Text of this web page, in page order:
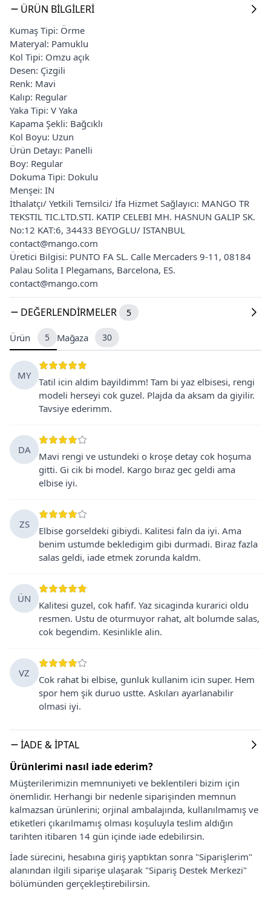
ÜRÜN BILGILERI
Kumaş Tipi: Örme
Materyal: Pamuklu
Kol Tipi: Omzu açık
Desen: Çizgili
Renk: Mavi
Kalıp: Regular
Yaka Tipi: V Yaka
Kapama Şekli: Bağcıklı
Kol Boyu: Uzun
Ürün Detayı: Panelli
Boy: Regular
Dokuma Tipi: Dokulu
Menşei: IN
İthalatçı/ Yetkili Temsilci/ İfa Hizmet Sağlayıcı: MANGO TR
TEKSTIL TIC.LTD.STI. KATIP CELEBI MH. HASNUN GALIP SK.
No:12 KAT:6, 34433 BEYOGLU/ ISTANBUL
contact@mango.com
Üretici Bilgisi: PUNTO FA SL. Calle Mercaders 9-11, 08184
Palau Solita I Plegamans, Barcelona, ES.
contact@mango.com
DEĞERLENDIRMELER 5
Ürün 5 Mağaza 30
MY
Tatil icin aldim bayildimm! Tam bi yaz elbisesi, rengi
modeli herseyi cok guzel. Plajda da aksam da giyilir.
Tavsiye ederimm.
DA
Mavi rengi ve ustundeki o kroşe detay cok hoşuma
gitti. Gi cik bi model. Kargo bıraz gec geldi ama
elbise iyi.
ZS
Elbise gorseldeki gibiydi. Kalitesi faln da iyi. Ama
benim ustumde bekledigim gibi durmadi. Biraz fazla
salas geldi, iade etmek zorunda kaldm.
ÜN
Kalitesi guzel, cok hafıf. Yaz sicaginda kurarici oldu
resmen. Ustu de oturmuyor rahat, alt bolumde salas,
cok begendim. Kesinlikle alin.
VZ
Cok rahat bi elbise, gunluk kullanim icin super. Hem
spor hem şik duruo ustte. Askıları ayarlanabilir
olmasi iyi.
İADE & İPTAL
Ürünlerimi nasıl iade ederim?
Müşterilerimizin memnuniyeti ve beklentileri bizim için
önemlidir. Herhangi bir nedenle siparişinden memnun
kalmazsan ürünlerini; orjinal ambalajında, kullanılmamış ve
etiketleri çıkarılmamış olması koşuluyla teslim aldığın
tarihten itibaren 14 gün içinde iade edebilirsin.
İade sürecini, hesabına giriş yaptıktan sonra "Siparişlerim"
alanından ilgili siparişe ulaşarak "Sipariş Destek Merkezi"
bölümünden gerçekleştirebilirsin.